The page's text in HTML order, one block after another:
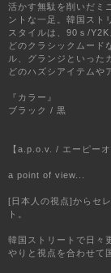
活かす無駄を削いだミ
ントな一足。韓国スト
スタイルは、90ｓ/
どのクラシックムード
ル、グランジといった
どのハズシアイテム
『カラー』
ブラック / 黒
【a.p.o.v. / エーピーオ
a point of view...
[日本人の視点]からセ
ト。
韓国ストリートで日々
やりと視点を合わせて